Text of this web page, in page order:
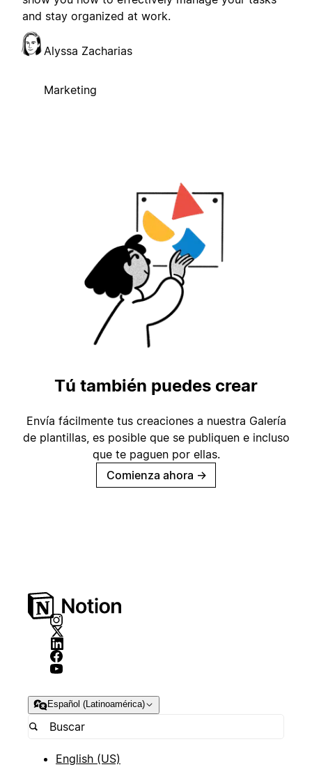
and stay organized at work.
Alyssa Zacharias
Marketing
Tú también puedes crear
Envía fácilmente tus creaciones a nuestra Galería
de plantillas, es posible que se publiquen e incluso
que te paguen por ellas.
Comienza ahora →
Español (Latinoamérica)
English (US)